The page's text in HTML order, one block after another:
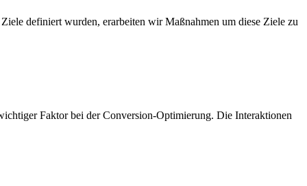
definiert wurden, erarbeiten wir Maßnahmen um diese Ziele zu
Faktor bei der Conversion-Optimierung. Die Interaktionen